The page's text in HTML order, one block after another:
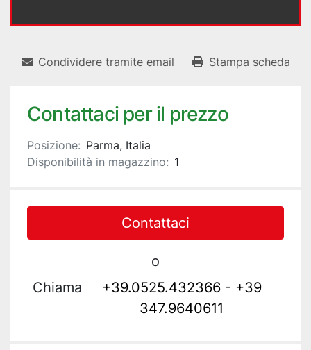
Condividere tramite email Stampa scheda
Contattaci per il prezzo
Posizione: Parma, Italia
Disponibilità in magazzino: 1
Contattaci
o
Chiama
+39.0525.432366 - +39
347.9640611